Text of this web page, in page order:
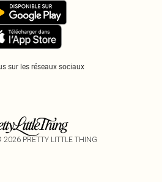
sur les réseaux sociaux
2026 PRETTY LITTLE THING